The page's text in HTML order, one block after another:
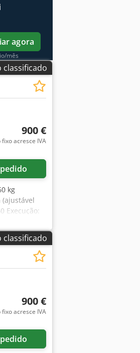
agora
mês
classificado
900 €
fixo acresce IVA
kg
Execução:
mm: 160
classificado
900 €
fixo acresce IVA